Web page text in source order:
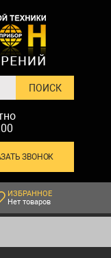
ЗВОНОК
ИЗБРАННОЕ
Нет товаров